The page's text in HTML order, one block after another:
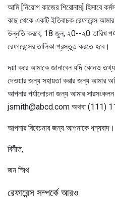
আমি [নিয়োগ কাজের শিরোনাম] হিসাবে
কাছ থেকে একটি ইতিবাচক রেফারেন্স
উন্নতি করবে; 18 জুন, ২0--২0 তারিখ
রেফারেন্সের তালিকা প্রস্তুত করতে হবে।
দয়া করে আমাকে জানাবেন যদি কোনও
দেওয়ার জন্য সহায়তা করার জন্য আমার
আপনার পর্যালোচনা জন্য আমার
jsmith@abcd.com অথবা (111)
আপনার বিবেচনার জন্য আপনাকে ধন্যবাদ।
বিনীত,
জন স্মিথ
রেফারেন্স সম্পর্কে আরও